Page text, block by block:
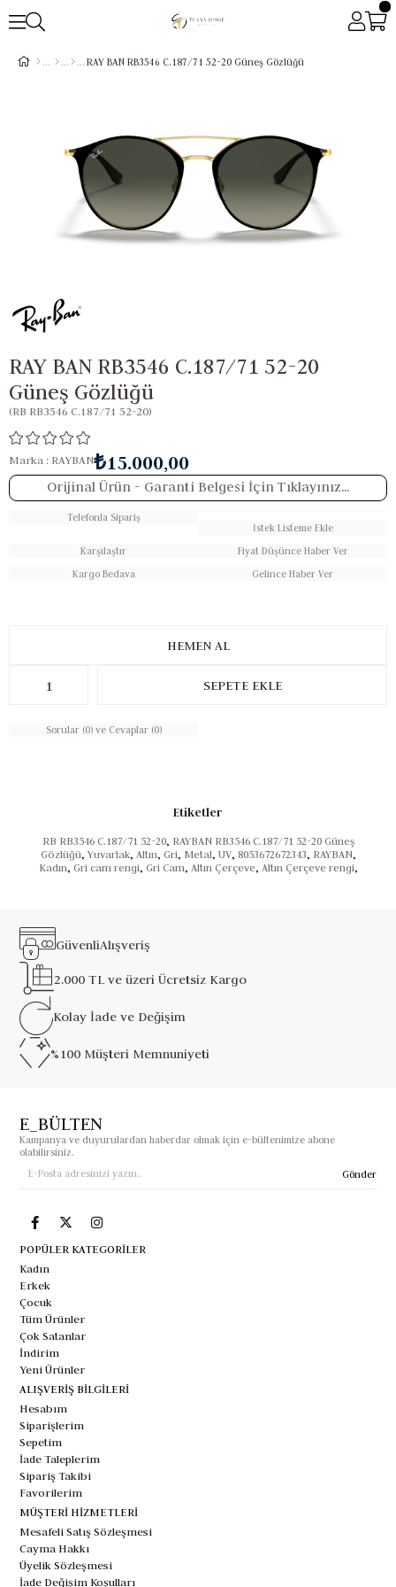
RAY BAN RB3546 C.187/71 52-20 Güneş Gözlüğü
RAY BAN RB3546 C.187/71 52-20
Güneş Gözlüğü
(RB RB3546 C.187/71 52-20)
Marka : RAYBAN₺15.000,00
Orijinal Ürün - Garanti Belgesi İçin Tıklayınız...
Telefonla Sipariş
İstek Listeme Ekle
Karşılaştır
Fiyat Düşünce Haber Ver
Kargo Bedava
Gelince Haber Ver
Sorular (0) ve Cevaplar (0)
Etiketler
RB RB3546 C.187/71 52-20, RAYBAN RB3546 C.187/71 52-20 Güneş
Gözlüğü, Yuvarlak, Altın, Gri, Metal, UV, 8053672672343, RAYBAN,
Kadın, Gri cam rengi, Gri Cam, Altın Çerçeve, Altın Çerçeve rengi,
GüvenliAlışveriş
2.000 TL ve üzeriÜcretsiz Kargo
Kolay İade ve Değişim
%100 Müşteri Memnuniyeti
E_BÜLTEN
Kampanya ve duyurulardan haberdar olmak için e-bültenimize abone
olabilirsiniz.
Gönder
POPÜLER KATEGORİLER
Kadın
Erkek
Çocuk
Tüm Ürünler
Çok Satanlar
İndirim
Yeni Ürünler
ALIŞVERİŞ BİLGİLERİ
Hesabım
Siparişlerim
Sepetim
İade Taleplerim
Sipariş Takibi
Favorilerim
MÜŞTERİ HİZMETLERİ
Mesafeli Satış Sözleşmesi
Cayma Hakkı
Üyelik Sözleşmesi
İade Değişim Koşulları